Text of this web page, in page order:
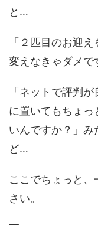
と…
「２匹目のお迎
変えなきゃダメで
「ネットで評判
に置いてもちょっ
いんですか？」
ど…
ここでちょっと
さい。